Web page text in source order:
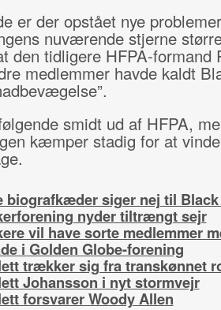
er der opstået nye
nuværende stjerne
den tidligere HFPA-formand
medlemmer havde kaldt
smidt ud af HFPA,
kæmper stadig for at
biografkæder siger nej til
nyder tiltrængt sejr
vil have sorte medlemmer
i Golden Globe-forening
trækker sig fra transkønnet
Johansson i nyt stormvejr
forsvarer Woody Allen